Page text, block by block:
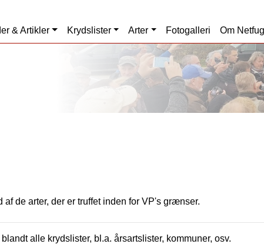
& Artikler Krydslister Arter Fotogalleri Om Netfugl
af de arter, der er truffet inden for VP's grænser.
alle krydslister, bl.a. årsartslister, kommuner, osv.